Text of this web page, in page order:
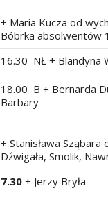
+ Maria Kucza od
Bóbrka absolwentów
16.30 NŁ + Blandyna
18.00 B + Bernarda
Barbary
+ Stanisława Sząbara
Dźwigała, Smolik,
7.30 + Jerzy Bryła